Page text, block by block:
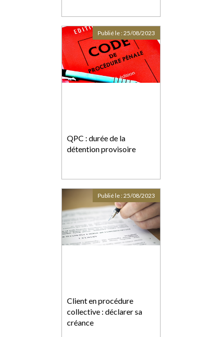
QPC : durée de la
détention provisoire
Publié le :25/08/2023
Client en procédure
collective : déclarer sa
créance
Publié le :25/08/2023